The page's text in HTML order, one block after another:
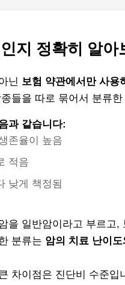
지 정확히 알아
닌 보험 약관에서만 사용
들을 따로 묶어서 분류
과 같습니다:
존율이 높음
적음
낮게 책정됨
을 일반암이라고 부르고
분류는 암의 치료 난이
차이점은 진단비 수준